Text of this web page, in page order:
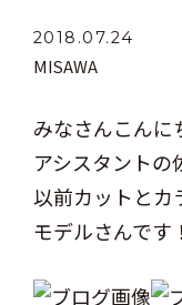
2018.07.24
MISAWA
みなさんこんに
アシスタント
以前カットとカ
モデルさんです！